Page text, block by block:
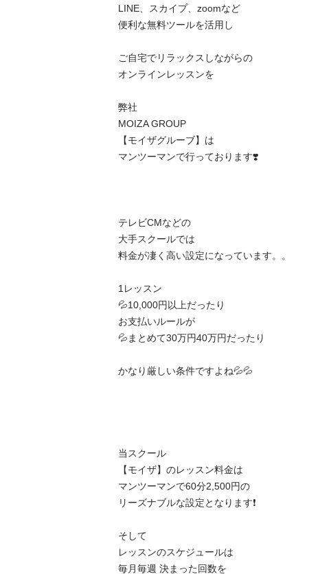
LINE、スカイプ、zoomなど
便利な無料ツールを活用し
ご自宅でリラックスしながらの
オンラインレッスンを
弊社
MOIZA GROUP
【モイザグルーブ】は
マンツーマンで行っております❣️
テレビCMなどの
大手スクールでは
料金が凄く高い設定になっています。。
1レッスン
💦10,000円以上だったり
お支払いルールが
💦まとめて30万円40万円だったり
かなり厳しい条件ですよね💦💦
当スクール
【モイザ】のレッスン料金は
マンツーマンで60分2,500円の
リーズナブルな設定となります❗️
そして
レッスンのスケジュールは
毎月毎週 決まった回数を